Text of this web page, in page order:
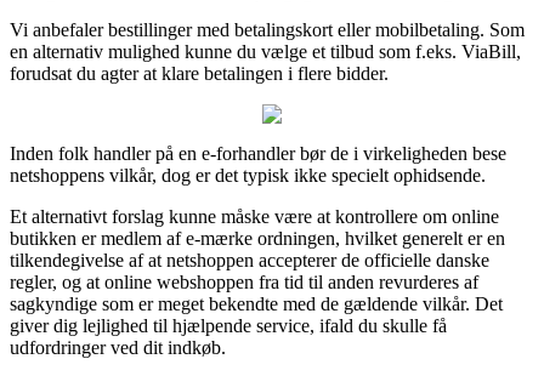
Vi anbefaler bestillinger med betalingskort eller mobilbetaling. Som
en alternativ mulighed kunne du vælge et tilbud som f.eks. ViaBill,
forudsat du agter at klare betalingen i flere bidder.
Inden folk handler på en e-forhandler bør de i virkeligheden bese
netshoppens vilkår, dog er det typisk ikke specielt ophidsende.
Et alternativt forslag kunne måske være at kontrollere om online
butikken er medlem af e-mærke ordningen, hvilket generelt er en
tilkendegivelse af at netshoppen accepterer de officielle danske
regler, og at online webshoppen fra tid til anden revurderes af
sagkyndige som er meget bekendte med de gældende vilkår. Det
giver dig lejlighed til hjælpende service, ifald du skulle få
udfordringer ved dit indkøb.